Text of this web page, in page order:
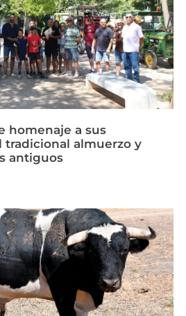
homenaje a sus
tradicional almuerzo y
antiguos